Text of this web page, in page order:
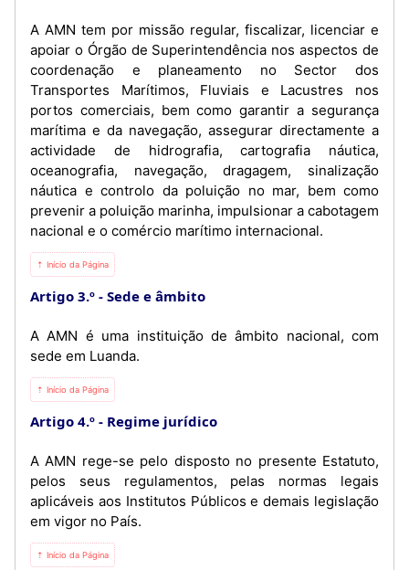
A AMN tem por missão regular, fiscalizar, licenciar e
apoiar o Órgão de Superintendência nos aspectos de
coordenação e planeamento no Sector dos
Transportes Marítimos, Fluviais e Lacustres nos
portos comerciais, bem como garantir a segurança
marítima e da navegação, assegurar directamente a
actividade de hidrografia, cartografia náutica,
oceanografia, navegação, dragagem, sinalização
náutica e controlo da poluição no mar, bem como
prevenir a poluição marinha, impulsionar a cabotagem
nacional e o comércio marítimo internacional.
⇡ Início da Página
Artigo 3.º Sede e âmbito
A AMN é uma instituição de âmbito nacional, com
sede em Luanda.
⇡ Início da Página
Artigo 4.º Regime jurídico
A AMN rege-se pelo disposto no presente Estatuto,
pelos seus regulamentos, pelas normas legais
aplicáveis aos Institutos Públicos e demais legislação
em vigor no País.
⇡ Início da Página